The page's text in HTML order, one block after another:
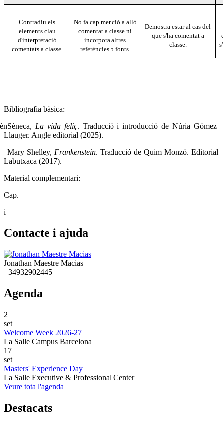
Contradiu els
elements clau
d'interpretació
comentats a classe.
No fa cap menció a allò
comentat a classe ni
incorpora altres
referències o fonts.
Demostra estar al cas del
que s'ha comentat a
classe.
Bibliografia bàsica:
, La vida feliç. Traducció i introducció de Núria Gómez
Llauger. Angle editorial (2025).
Mary Shelley, Frankenstein. Traducció de Quim Monzó. Editorial
Labutxaca (2017).
Material complementari:
Cap.
i
Contacte i ajuda
Jonathan Maestre Macias
+34932902445
Agenda
2
set
Welcome Week 2026-27
La Salle Campus Barcelona
17
set
Masters' Experience Day
La Salle Executive & Professional Center
Veure tota l'agenda
Destacats